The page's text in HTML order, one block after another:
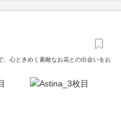
、心ときめく素敵なお花との出会いをお